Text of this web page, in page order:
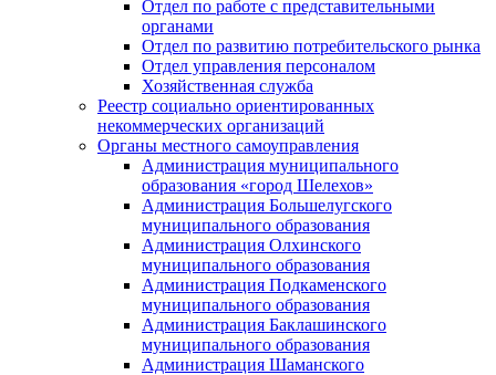
Отдел по работе с представительными
органами
Отдел по развитию потребительского рынка
Отдел управления персоналом
Хозяйственная служба
Реестр социально ориентированных
некоммерческих организаций
Органы местного самоуправления
Администрация муниципального
образования «город Шелехов»
Администрация Большелугского
муниципального образования
Администрация Олхинского
муниципального образования
Администрация Подкаменского
муниципального образования
Администрация Баклашинского
муниципального образования
Администрация Шаманского